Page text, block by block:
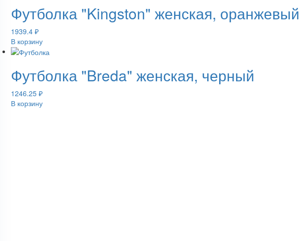
Футболка "Kingston" женская, оранжевый
1939.4 ₽
В корзину
Футболка "Breda" женская, черный
1246.25 ₽
В корзину